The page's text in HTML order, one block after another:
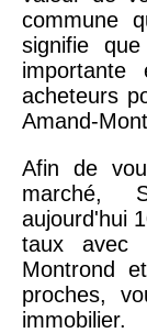
commune
signifie
acheteurs
Amand-
Afin de
marché,
aujourd'hui
taux avec
Montrond
proches,
immobilier.